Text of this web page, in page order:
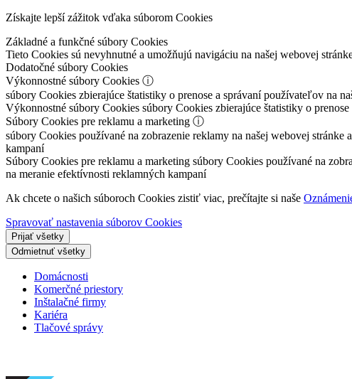
Získajte lepší zážitok vďaka súborom Cookies
Základné a funkčné súbory Cookies
Tieto Cookies sú nevyhnutné a umožňujú navigáciu na našej webovej
Dodatočné súbory Cookies
Výkonnostné súbory Cookies ⓘ
súbory Cookies zbierajúce štatistiky o prenose a správaní používateľov na
Výkonnostné súbory Cookies súbory Cookies zbierajúce štatistiky o
Súbory Cookies pre reklamu a marketing ⓘ
súbory Cookies používané na zobrazenie reklamy na našej webovej
kampaní
Súbory Cookies pre reklamu a marketing súbory Cookies používané na
na meranie efektívnosti reklamných kampaní
Ak chcete o našich súboroch Cookies zistiť viac, prečítajte si naše
Spravovať nastavenia súborov Cookies
Prijať všetky
Odmietnuť všetky
Domácnosti
Komerčné priestory
Inštalačné firmy
Kariéra
Tlačové správy